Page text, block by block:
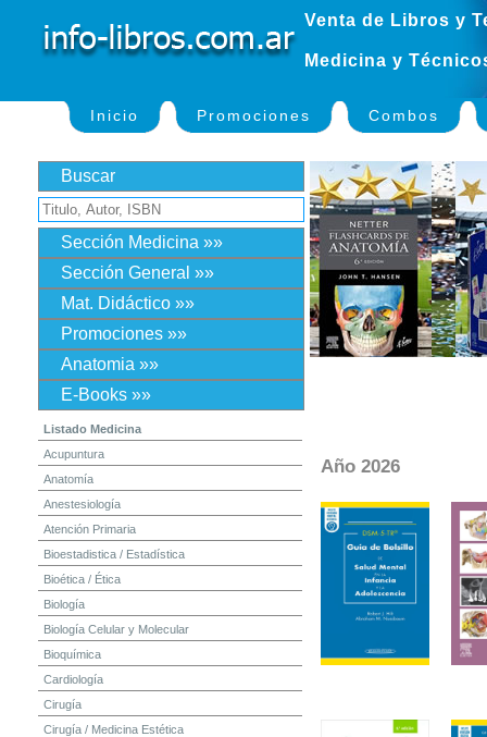
Venta de Libros y
Medicina y
Inicio Promociones Combos
Buscar
Sección Medicina »»
Sección General »»
Mat. Didáctico »»
Promociones »»
Anatomia »»
E-Books »»
Listado Medicina
Acupuntura
Anatomía
Anestesiología
Atención Primaria
Bioestadistica / Estadística
Bioética / Ética
Biología
Biología Celular y Molecular
Bioquímica
Cardiología
Cirugía
Cirugía / Medicina Estética
Año 2026